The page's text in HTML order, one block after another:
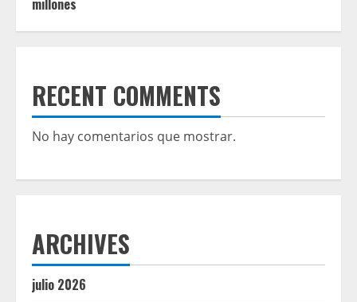
millones
RECENT COMMENTS
No hay comentarios que mostrar.
ARCHIVES
julio 2026